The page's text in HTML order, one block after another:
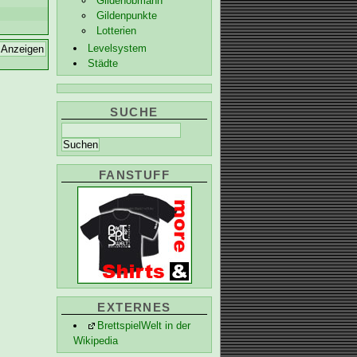
Gildenpunkte
Lotterien
Levelsystem
Städte
SUCHE
FANSTUFF
EXTERNES
BrettspielWelt in der
Wikipedia